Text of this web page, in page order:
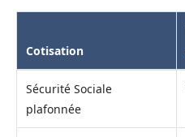
Cotisation
Sécurité Sociale
plafonnée